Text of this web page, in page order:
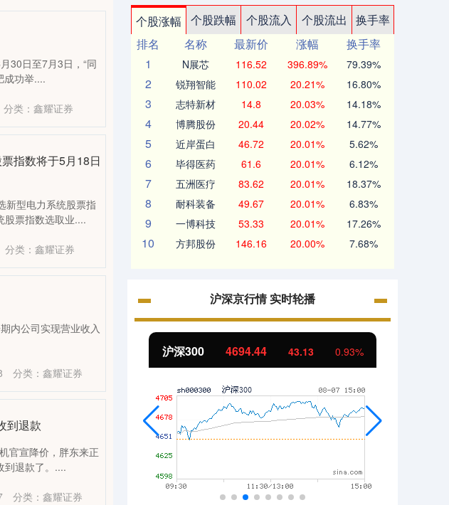
30日至7月3日，“同
成功举....
分类：鑫耀证券
指数将于5月18日
新型电力系统股票指
股票指数选取业....
分类：鑫耀证券
内公司实现营业收入
分类：鑫耀证券
到退款
官宣降价，胖东来正
到退款了。....
分类： 鑫耀证券
个股涨幅 个股跌幅 个股流入 个股流出
换手率
排名
名称 最新价 涨幅
换手率
1
N展芯 116.52 396.89% 79.39%
2 锐翔智能 110.02 20.21% 16.80%
3 志特新材 14.8 20.03% 14.18%
4 博腾股份 20.44 20.02% 14.77%
5 近岸蛋白 46.72 20.01% 5.62%
6 毕得医药 61.6 20.01% 6.12%
7 五洲医疗 83.62 20.01% 18.37%
8 耐科装备 49.67 20.01% 6.83%
9 一博科技 53.33 20.01% 17.26%
10 方邦股份 146.16 20.00% 7.68%
沪深京行情 实时轮播
沪深300 4694.44 43.13 0.93%